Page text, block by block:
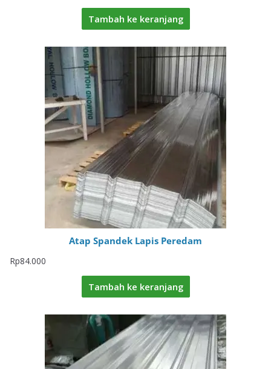
Tambah ke keranjang
Atap Spandek Lapis Peredam
Rp84.000
Tambah ke keranjang